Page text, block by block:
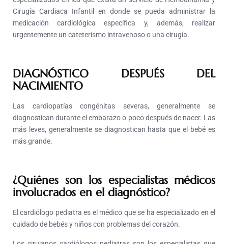
Cirugía Cardiaca Infantil en donde se pueda administrar la
medicación cardiológica específica y, además, realizar
urgentemente un cateterismo intravenoso o una cirugía.
DIAGNÓSTICO DESPUÉS DEL
NACIMIENTO
Las cardiopatías congénitas severas, generalmente se
diagnostican durante el embarazo o poco después de nacer. Las
más leves, generalmente se diagnostican hasta que el bebé es
más grande.
¿Quiénes son los especialistas médicos
involucrados en el diagnóstico?
El cardiólogo pediatra es el médico que se ha especializado en el
cuidado de bebés y niños con problemas del corazón.